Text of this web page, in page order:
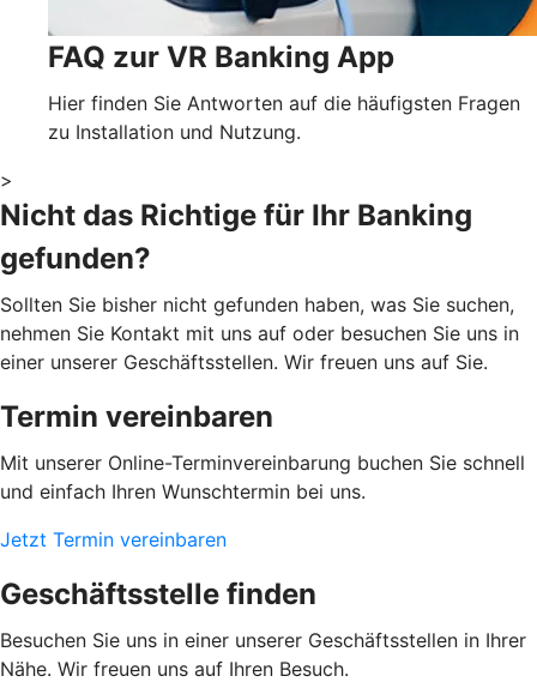
FAQ zur VR Banking App
Hier finden Sie Antworten auf die häufigsten Fragen
zu Installation und Nutzung.
>
Nicht das Richtige für Ihr Banking
gefunden?
Sollten Sie bisher nicht gefunden haben, was Sie suchen,
nehmen Sie Kontakt mit uns auf oder besuchen Sie uns in
einer unserer Geschäftsstellen. Wir freuen uns auf Sie.
Termin vereinbaren
Mit unserer Online-Terminvereinbarung buchen Sie schnell
und einfach Ihren Wunschtermin bei uns.
Jetzt Termin vereinbaren
Geschäftsstelle finden
Besuchen Sie uns in einer unserer Geschäftsstellen in Ihrer
Nähe. Wir freuen uns auf Ihren Besuch.